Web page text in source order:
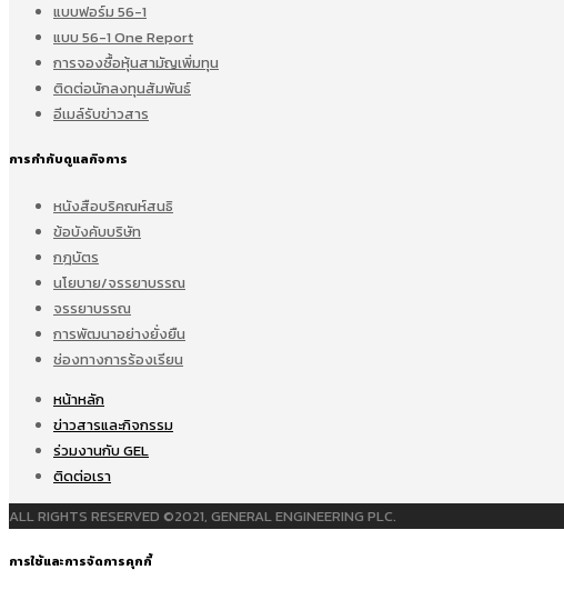
แบบฟอร์ม 56-1
แบบ 56-1 One Report
การจองซื้อหุ้นสามัญเพิ่มทุน
ติดต่อนักลงทุนสัมพันธ์
อีเมล์รับข่าวสาร
การกำกับดูแลกิจการ
หนังสือบริคณห์สนธิ
ข้อบังคับบริษัท
กฎบัตร
นโยบาย/จรรยาบรรณ
จรรยาบรรณ
การพัฒนาอย่างยั่งยืน
ช่องทางการร้องเรียน
หน้าหลัก
ข่าวสารและกิจกรรม
ร่วมงานกับ GEL
ติดต่อเรา
ALL RIGHTS RESERVED ©2021, GENERAL ENGINEERING PLC.
การใช้และการจัดการคุกกี้